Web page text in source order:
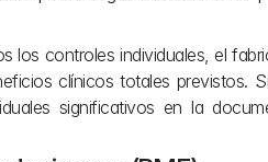
los controles individuales, el
clínicos totales previstos.
significativos en la